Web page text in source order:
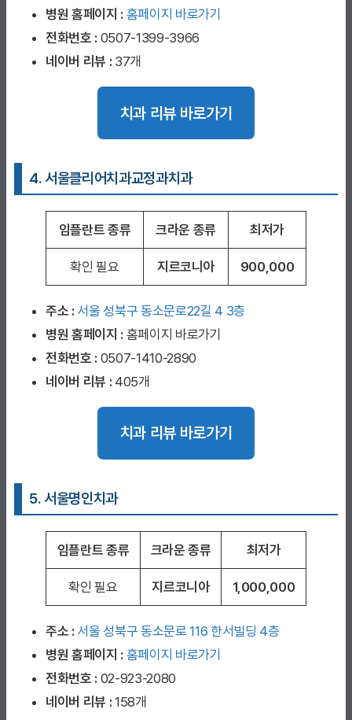
병원 홈페이지 : 홈페이지 바로가기
전화번호 : 0507-1399-3966
네이버 리뷰 : 37개
치과 리뷰 바로가기
4. 서울클리어치과교정과치과
임플란트 종류 크라운 종류 최저가
확인 필요 지르코니아 900,000
주소 : 서울 성북구 동소문로22길 4 3층
병원 홈페이지 : 홈페이지 바로가기
전화번호 : 0507-1410-2890
네이버 리뷰 : 405개
치과 리뷰 바로가기
5. 서울명인치과
임플란트 종류 크라운 종류 최저가
확인 필요 지르코니아 1,000,000
주소 : 서울 성북구 동소문로 116 한서빌딩 4층
병원 홈페이지 : 홈페이지 바로가기
전화번호 : 02-923-2080
네이버 리뷰 : 158개